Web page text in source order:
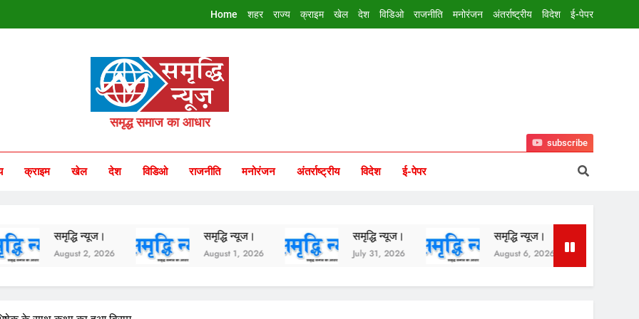
Home शहर राज्य क्राइम खेल देश विडिओ राजनीति मनोरंजन अंतर्राष्ट्रीय विदेश ई-पेपर
Samachar
समृद्ध समाज का आधार
क्राइम खेल देश विडिओ राजनीति मनोरंजन अंतर्राष्ट्रीय विदेश ई-पेपर
subscribe
समृद्धि न्यूज।
August 2, 2026
समृद्धि न्यूज।
August 1, 2026
समृद्धि न्यूज।
July 31, 2026
समृद्धि न्यूज।
August 6, 2026
समृद्धि न्यूज।
August 5, 2026